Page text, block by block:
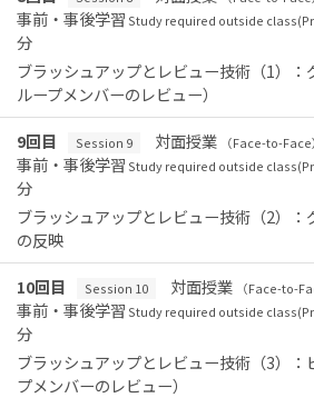
事前・事後学習 Study required outside
分
ブラッシュアップとレビュー技術（1）：
ループメンバーのレビュー）
9回目
Session 9 対面授業 （Face-to-Face
事前・事後学習 Study required outside
分
ブラッシュアップとレビュー技術（2）：
の反映
10回目
Session 10 対面授業 （Face-to-
事前・事後学習 Study required outside
分
ブラッシュアップとレビュー技術（3）：
プメンバーのレビュー）